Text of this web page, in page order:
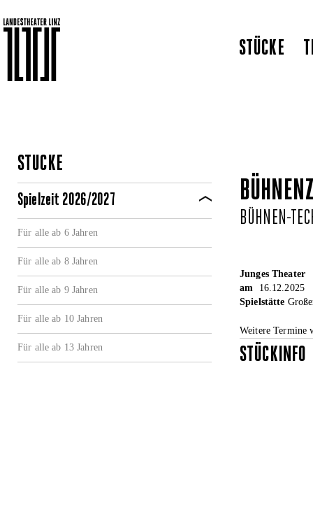
STÜCKE
STÜCKE
Spielzeit 2026/2027
Für alle ab 6 Jahren
Für alle ab 8 Jahren
Für alle ab 9 Jahren
Für alle ab 10 Jahren
Für alle ab 13 Jahren
BÜHNEN-
Junges Theater
am 16.12.2025
Spielstätte
Weitere Termine
STÜCKINFO